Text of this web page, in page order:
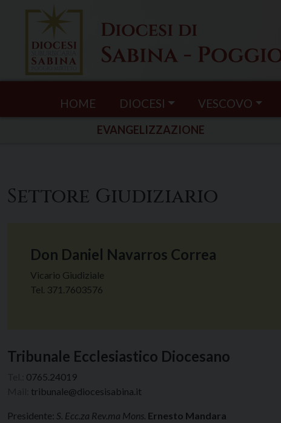
HOME DIOCESI VESCOVO
EVANGELIZZAZIONE
Settore Giudiziario
Don Daniel Navarros Correa
Vicario Giudiziale
Tel. 371.7603576
Tribunale Ecclesiastico Diocesano
0765.24019
tribunale@diocesisabina.it
Presidente: S. Ecc.za Rev.ma Mons. Ernesto Mandara